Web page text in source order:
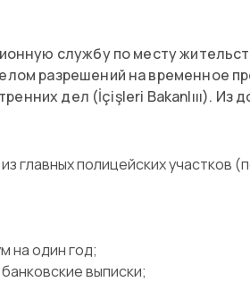
службу по месту
разрешений на временное
дел (İçişleri Bakanlııı). Из
главных полицейских участков
на один год;
выписки;